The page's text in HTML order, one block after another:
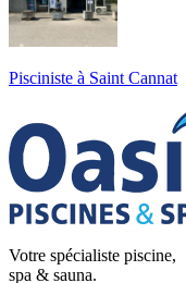
Pisciniste à Saint Cannat
Votre spécialiste piscine,
spa & sauna.